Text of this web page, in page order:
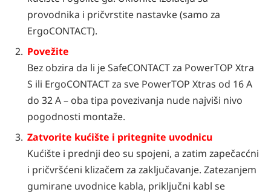
provodnika i pričvrstite nastavke (samo za
ErgoCONTACT).
Povežite
Bez obzira da li je SafeCONTACT za PowerTOP Xtra
S ili ErgoCONTACT za sve PowerTOP Xtras od 16 A
do 32 A – oba tipa povezivanja nude najviši nivo
pogodnosti montaže.
Zatvorite kućište i pritegnite uvodnicu
Kućište i prednji deo su spojeni, a zatim zapečacćni
i pričvršćeni klizačem za zaključavanje. Zatezanjem
gumirane uvodnice kabla, priključni kabl se